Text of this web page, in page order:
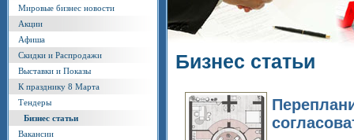
Мировые бизнес новости
Акции
Афиша
Скидки и Распродажи
Выставки и Показы
К празднику 8 Марта
Тендеры
Бизнес статьи
Вакансии
Бизнес статьи